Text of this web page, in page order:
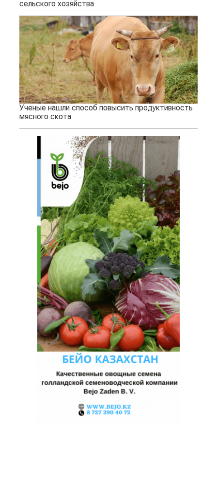
сельского хозяйства
Ученые нашли способ повысить продуктивность
мясного скота